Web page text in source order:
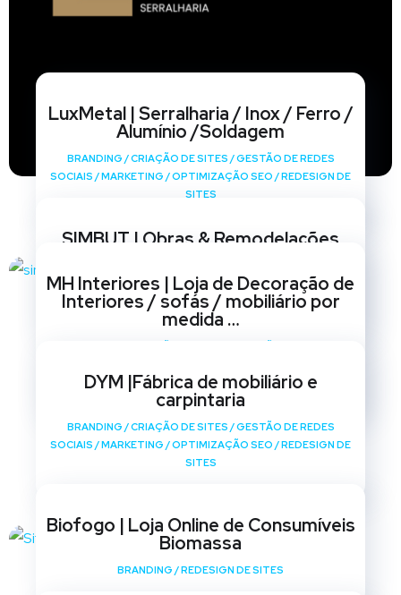
LuxMetal | Serralharia / Inox / Ferro /
Alumínio /Soldagem
BRANDING /CRIAÇÃO DE SITES /GESTÃO DE REDES
SOCIAIS /MARKETING /OPTIMIZAÇÃO SEO /REDESIGN DE
SITES
SIMBUT | Obras & Remodelações
SOCIAIS /MARKETING OPTIMIZAÇÃO SEO/ REDESIGN DE
SITES
MH Interiores | Loja de Decoração de
Interiores / sofás / mobiliário por
medida …
SITES
DYM |Fábrica de mobiliário e
carpintaria
BRANDING /CRIAÇÃO DE SITES /GESTÃO DE REDES
SOCIAIS /MARKETING /OPTIMIZAÇÃO SEO /REDESIGN DE
SITES
Biofogo | Loja Online de Consumíveis
Biomassa
BRANDING /REDESIGN DE SITES